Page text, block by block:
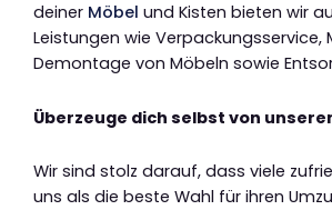
deiner Möbel und Kisten bieten wir
Leistungen wie Verpackungsservice,
Demontage von Möbeln sowie
Überzeuge dich selbst von
Wir sind stolz darauf, dass viele
uns als die beste Wahl für ihren